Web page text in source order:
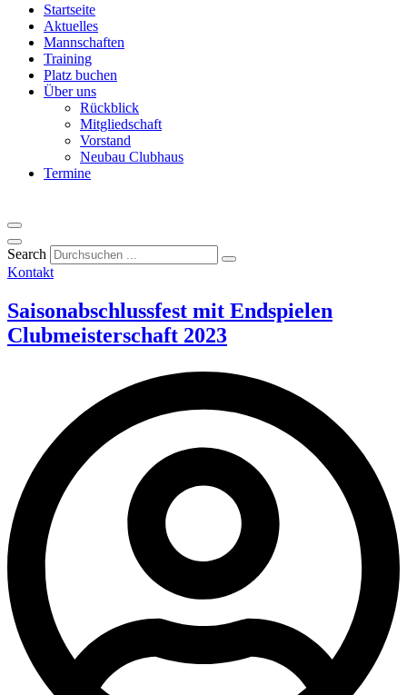
Startseite
Aktuelles
Mannschaften
Training
Platz buchen
Über uns
Rückblick
Mitgliedschaft
Vorstand
Neubau Clubhaus
Termine
Search
Kontakt
Saisonabschlussfest mit Endspielen
Clubmeisterschaft 2023